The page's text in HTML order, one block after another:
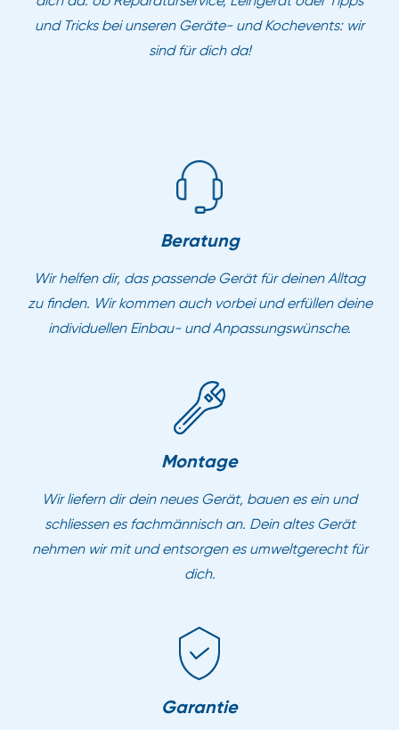
und Tricks bei unseren Geräte- und Kochevents: wir
sind für dich da!
Beratung
Wir helfen dir, das passende Gerät für deinen Alltag
zu finden. Wir kommen auch vorbei und erfüllen deine
individuellen Einbau- und Anpassungswünsche.
Montage
Wir liefern dir dein neues Gerät, bauen es ein und
schliessen es fachmännisch an. Dein altes Gerät
nehmen wir mit und entsorgen es umweltgerecht für
dich.
Garantie